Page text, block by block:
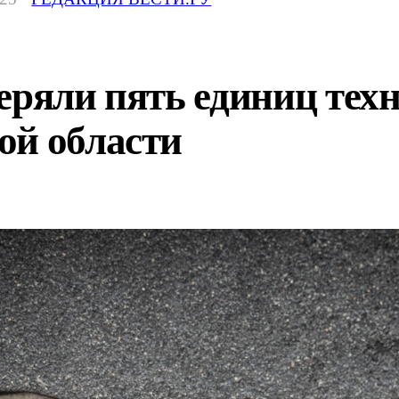
пять единиц
области